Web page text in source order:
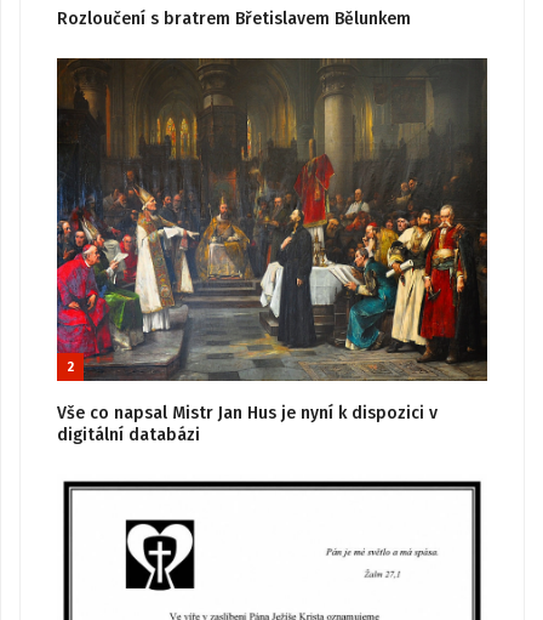
Rozloučení s bratrem Břetislavem Bělunkem
2
Vše co napsal Mistr Jan Hus je nyní k dispozici v
digitální databázi